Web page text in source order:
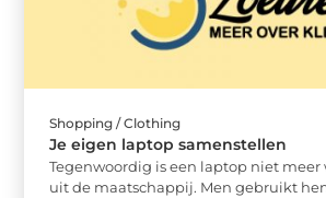
Shopping / Clothing
Je eigen laptop samenstellen
Tegenwoordig is een laptop niet meer
uit de maatschappij. Men gebruikt